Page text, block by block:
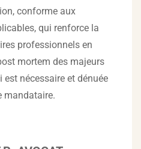
conforme aux
qui renforce la
professionnels en
mortem des majeurs
est nécessaire et dénuée
mandataire.